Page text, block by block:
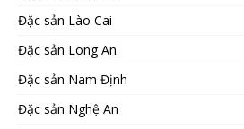
Đặc sản Lào Cai
Đặc sản Long An
Đặc sản Nam Định
Đặc sản Nghệ An